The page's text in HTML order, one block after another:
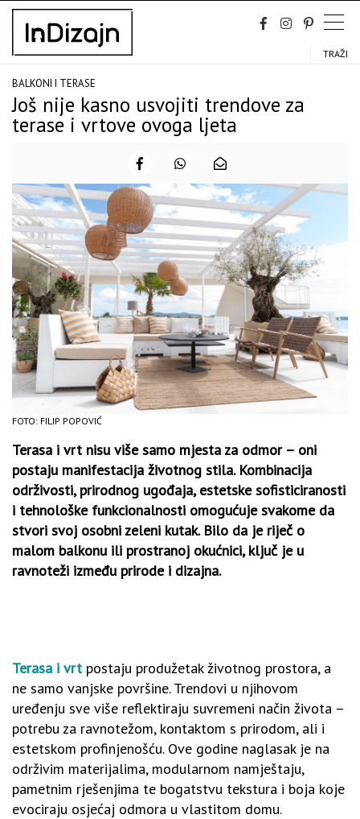
Skip
content
TRAŽI
BALKONI I TERASE
Još nije kasno usvojiti trendove za
terase i vrtove ovoga ljeta
FOTO: FILIP POPOVIĆ
Terasa i vrt nisu više samo mjesta za odmor – oni
postaju manifestacija životnog stila. Kombinacija
održivosti, prirodnog ugođaja, estetske sofisticiranosti
i tehnološke funkcionalnosti omogućuje svakome da
stvori svoj osobni zeleni kutak. Bilo da je riječ o
malom balkonu ili prostranoj okućnici, ključ je u
ravnoteži između prirode i dizajna.
Terasa i vrt postaju produžetak životnog prostora, a
ne samo vanjske površine. Trendovi u njihovom
uređenju sve više reflektiraju suvremeni način života –
potrebu za ravnotežom, kontaktom s prirodom, ali i
estetskom profinjenošću. Ove godine naglasak je na
održivim materijalima, modularnom namještaju,
pametnim rješenjima te bogatstvu tekstura i boja koje
evociraju osjećaj odmora u vlastitom domu.